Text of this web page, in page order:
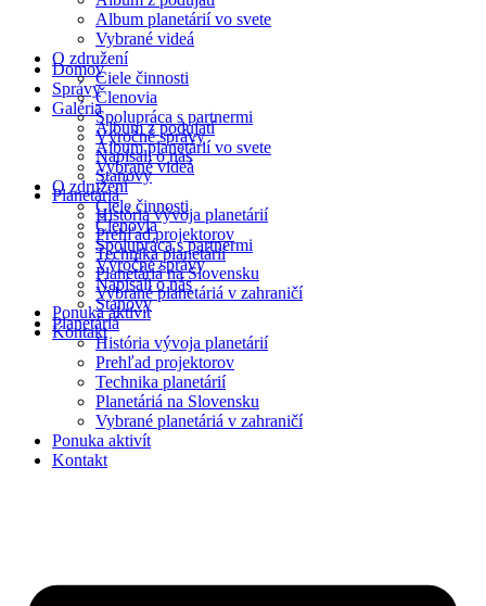
Domov
Správy
Galéria
Album z podujatí
Album planetárií vo svete
Vybrané videá
O združení
Ciele činnosti
Členovia
Spolupráca s partnermi
Výročné správy
Napísali o nás
Stanovy
Planetáriá
História vývoja planetárií
Prehľad projektorov
Technika planetárií
Planetáriá na Slovensku
Vybrané planetáriá v zahraničí
Ponuka aktivít
Kontakt
Album planetárií vo svete
Vybrané videá
O združení
Ciele činnosti
Členovia
Spolupráca s partnermi
Výročné správy
Napísali o nás
Stanovy
Planetáriá
História vývoja planetárií
Prehľad projektorov
Technika planetárií
Planetáriá na Slovensku
Vybrané planetáriá v zahraničí
Ponuka aktivít
Kontakt